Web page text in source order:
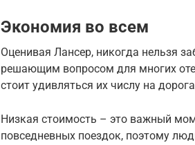
Экономия во всем
Оценивая Лансер, никогда нельзя
решающим вопросом для многих
стоит удивляться их числу на
Низкая стоимость – это важный
повседневных поездок, поэтому